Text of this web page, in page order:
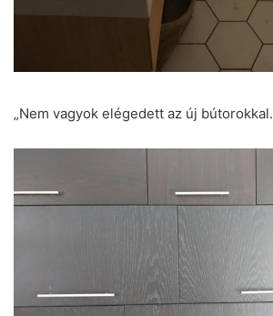
„Nem vagyok elégedett az új bútorokkal.